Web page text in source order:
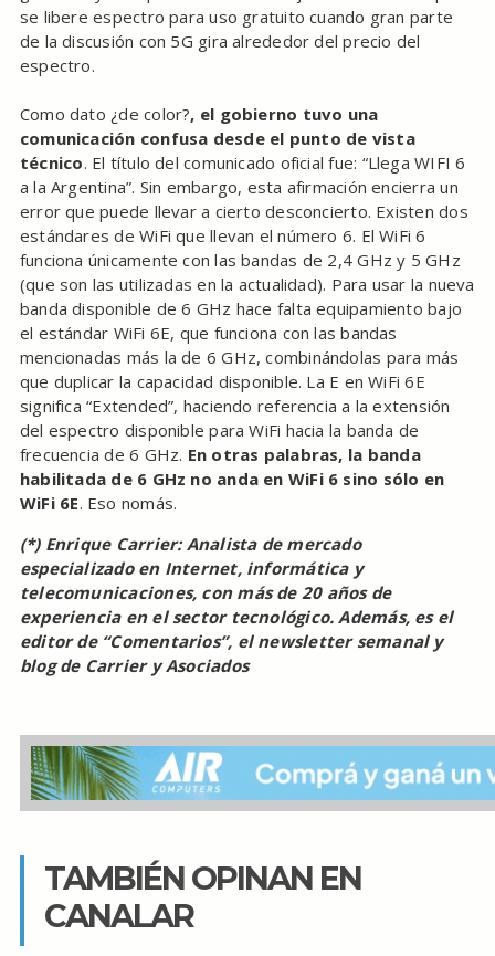
se libere espectro para uso gratuito cuando gran parte
de la discusión con 5G gira alrededor del precio del
espectro.
Como dato ¿de color?, el gobierno tuvo una
comunicación confusa desde el punto de vista
técnico. El título del comunicado oficial fue: “Llega WIFI 6
a la Argentina”. Sin embargo, esta afirmación encierra un
error que puede llevar a cierto desconcierto. Existen dos
estándares de WiFi que llevan el número 6. El WiFi 6
funciona únicamente con las bandas de 2,4 GHz y 5 GHz
(que son las utilizadas en la actualidad). Para usar la nueva
banda disponible de 6 GHz hace falta equipamiento bajo
el estándar WiFi 6E, que funciona con las bandas
mencionadas más la de 6 GHz, combinándolas para más
que duplicar la capacidad disponible. La E en WiFi 6E
significa “Extended”, haciendo referencia a la extensión
del espectro disponible para WiFi hacia la banda de
frecuencia de 6 GHz. En otras palabras, la banda
habilitada de 6 GHz no anda en WiFi 6 sino sólo en
WiFi 6E. Eso nomás.
(*) Enrique Carrier: Analista de mercado
especializado en Internet, informática y
telecomunicaciones, con más de 20 años de
experiencia en el sector tecnológico. Además, es el
editor de “Comentarios”, el newsletter semanal y
blog de Carrier y Asociados
TAMBIÉN OPINAN EN
CANALAR